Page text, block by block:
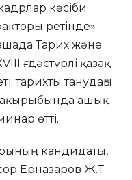
кәсіби
ретінде»
Тарих және
ғғ. дәстүрлі қазақ
тарихты танудағы
ашық
өтті.
кандидаты,
Ерназаров Ж.Т.